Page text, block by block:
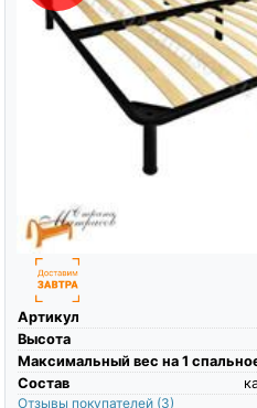
Артикул
Высота
Максимальный вес на 1
Состав
Отзывы покупателей (3)